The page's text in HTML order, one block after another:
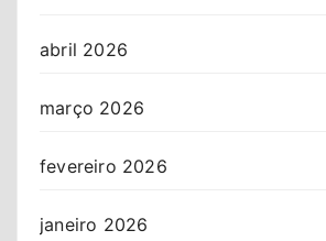
abril 2026
março 2026
fevereiro 2026
janeiro 2026